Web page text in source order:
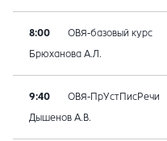
8:00 ОВЯ-базовый курс
Брюханова А.Л.
9:40 ОВЯ-ПрУстПисРечи
Дышенов А.В.